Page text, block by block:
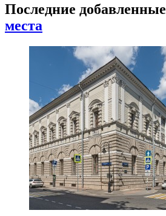
Последние добавленные
места